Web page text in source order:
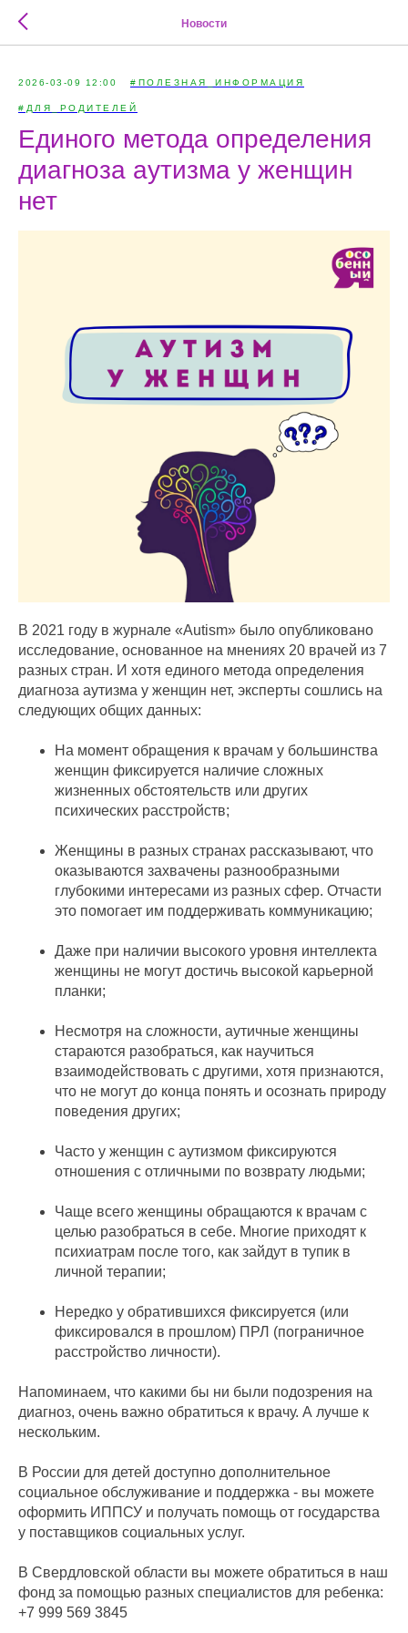
Новости
2026-03-09 12:00 #ПОЛЕЗНАЯ_ИНФОРМАЦИЯ
#ДЛЯ_РОДИТЕЛЕЙ
Единого метода определения
диагноза аутизма у женщин
нет
В 2021 году в журнале «Autism» было опубликовано
исследование, основанное на мнениях 20 врачей из 7
разных стран. И хотя единого метода определения
диагноза аутизма у женщин нет, эксперты сошлись на
следующих общих данных:
На момент обращения к врачам у большинства
женщин фиксируется наличие сложных
жизненных обстоятельств или других
психических расстройств;
Женщины в разных странах рассказывают, что
оказываются захвачены разнообразными
глубокими интересами из разных сфер. Отчасти
это помогает им поддерживать коммуникацию;
Даже при наличии высокого уровня интеллекта
женщины не могут достичь высокой карьерной
планки;
Несмотря на сложности, аутичные женщины
стараются разобраться, как научиться
взаимодействовать с другими, хотя признаются,
что не могут до конца понять и осознать природу
поведения других;
Часто у женщин с аутизмом фиксируются
отношения с отличными по возврату людьми;
Чаще всего женщины обращаются к врачам с
целью разобраться в себе. Многие приходят к
психиатрам после того, как зайдут в тупик в
личной терапии;
Нередко у обратившихся фиксируется (или
фиксировался в прошлом) ПРЛ (пограничное
расстройство личности).
Напоминаем, что какими бы ни были подозрения на
диагноз, очень важно обратиться к врачу. А лучше к
нескольким.
В России для детей доступно дополнительное
социальное обслуживание и поддержка - вы можете
оформить ИППСУ и получать помощь от государства
у поставщиков социальных услуг.
В Свердловской области вы можете обратиться в наш
фонд за помощью разных специалистов для ребенка:
+7 999 569 3845